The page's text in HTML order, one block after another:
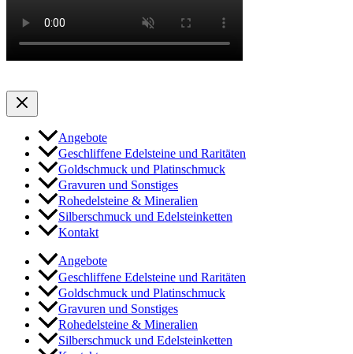
Angebote
Geschliffene Edelsteine und Raritäten
Goldschmuck und Platinschmuck
Gravuren und Sonstiges
Rohedelsteine & Mineralien
Silberschmuck und Edelsteinketten
Kontakt
Angebote
Geschliffene Edelsteine und Raritäten
Goldschmuck und Platinschmuck
Gravuren und Sonstiges
Rohedelsteine & Mineralien
Silberschmuck und Edelsteinketten